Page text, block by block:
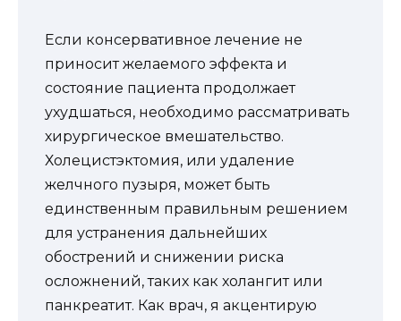
Если консервативное лечение не
приносит желаемого эффекта и
состояние пациента продолжает
ухудшаться, необходимо рассматривать
хирургическое вмешательство.
Холецистэктомия, или удаление
желчного пузыря, может быть
единственным правильным решением
для устранения дальнейших
обострений и снижении риска
осложнений, таких как холангит или
панкреатит. Как врач, я акцентирую